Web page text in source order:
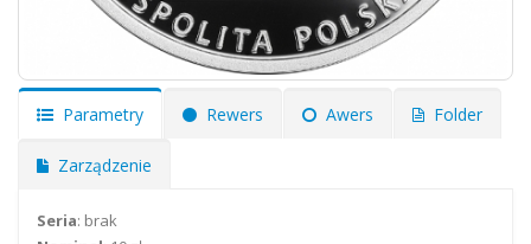
Parametry Rewers Awers Folder
Zarządzenie
Seria: brak